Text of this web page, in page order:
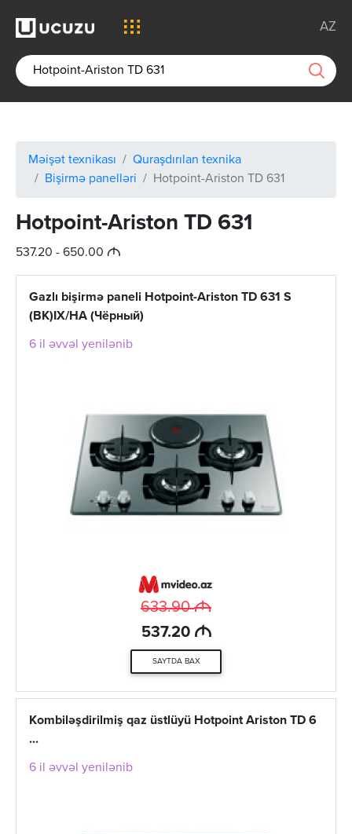
AZ
Məişət texnikası
Quraşdırılan texnika
Bişirmə panelləri
Hotpoint-Ariston TD 631
Hotpoint-Ariston TD 631
537.20 - 650.00 M
Gazlı bişirmə paneli Hotpoint-Ariston TD 631 S
(BK)IX/HA (Чёрный)
6 il əvvəl yenilənib
633.90M
537.20 M
SAYTDA BAX
Kombiləşdirilmiş qaz üstlüyü Hotpoint Ariston TD 6
...
6 il əvvəl yenilənib